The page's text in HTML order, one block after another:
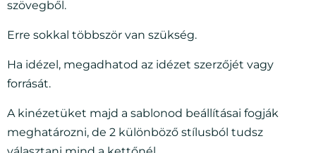
szövegből.
Erre sokkal többször van szükség.
Ha idézel, megadhatod az idézet szerzőjét vagy
forrását.
A kinézetüket majd a sablonod beállításai fogják
meghatározni, de 2 különböző stílusból tudsz